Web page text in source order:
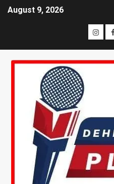
August 9, 2026